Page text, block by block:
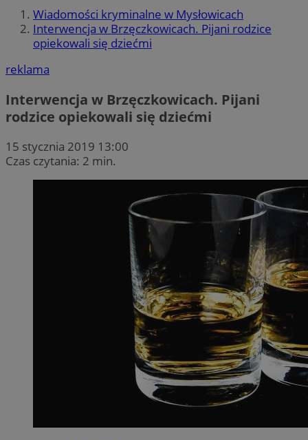
Wiadomości kryminalne w Mysłowicach
Interwencja w Brzęczkowicach. Pijani rodzice
opiekowali się dziećmi
reklama
Interwencja w Brzęczkowicach. Pijani
rodzice opiekowali się dziećmi
15 stycznia 2019 13:00
Czas czytania: 2 min.